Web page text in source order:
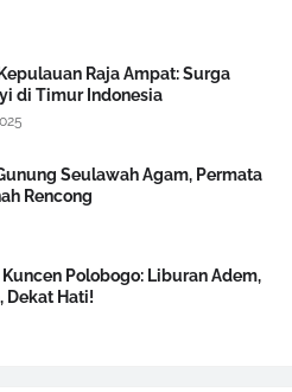
Raja Ampat: Surga
di Timur Indonesia
Seulawah Agam, Permata
Rencong
Polobogo: Liburan Adem,
Dekat Hati!